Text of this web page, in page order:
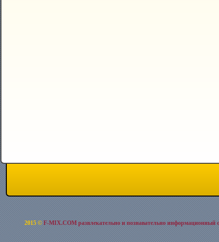
2015 ©F-MIX.COM развлекательно и познавательно информационный